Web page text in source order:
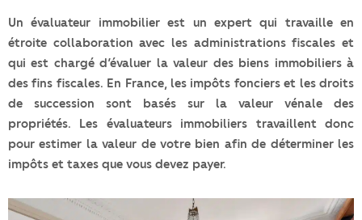
Un évaluateur immobilier est un expert qui travaille en
étroite collaboration avec les administrations fiscales et
qui est chargé d’évaluer la valeur des biens immobiliers à
des fins fiscales. En France, les impôts fonciers et les droits
de succession sont basés sur la valeur vénale des
propriétés. Les évaluateurs immobiliers travaillent donc
pour estimer la valeur de votre bien afin de déterminer les
impôts et taxes que vous devez payer.